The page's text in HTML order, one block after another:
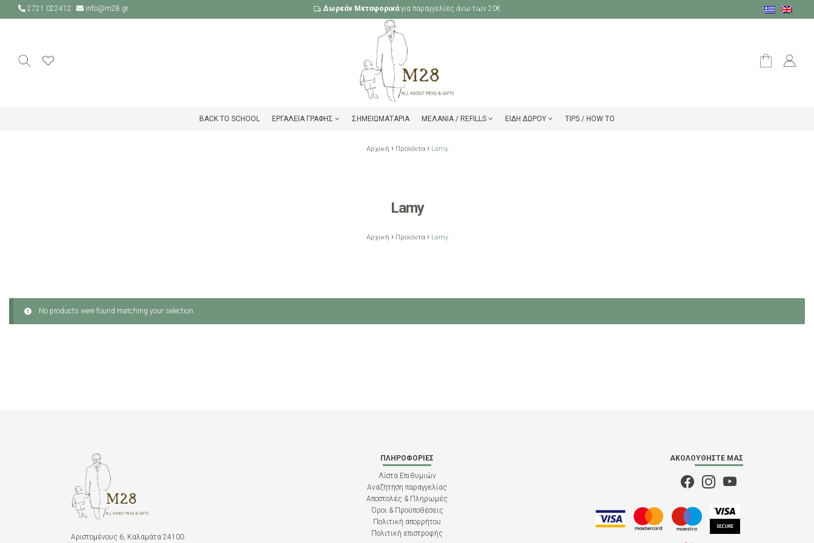
2721 022412 info@m28.gr Δωρεάν Μεταφορικάγια παραγγελίες άνω των 20€
BACK TO SCHOOL ΕΡΓΑΛΕΊΑ ΓΡΑΦΉΣ ΣΗΜΕΙΩΜΑΤΆΡΙΑ ΜΕΛΆΝΙΑ / REFILLS ΕΊΔΗ ΔΏΡΟΥ TIPS / HOW TO
Αρχική › Προϊόντα › Lamy
Lamy
Αρχική › Προϊόντα › Lamy
No products were found matching your selection.
Αριστομένους 6, Καλαμάτα 24100
ΠΛΗΡΟΦΟΡΊΕΣ
Λίστα Επιθυμιών
Αναζήτηση παραγγελίας
Αποστολές & Πληρωμές
Όροι & Προϋποθέσεις
Πολιτική απορρήτου
Πολιτική επιστροφής
ΑΚΟΛΟΥΘΉΣΤΕ ΜΑΣ